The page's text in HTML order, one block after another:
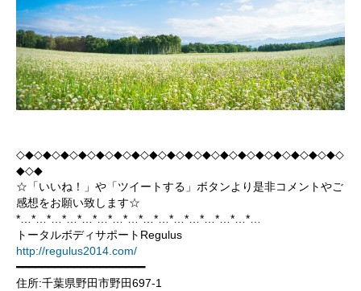
◇◆◇◆◇◆◇◆◇◆◇◆◇◆◇◆◇◆◇◆◇◆◇◆◇◆◇◆◇◆◇◆◇◆◇◆◇
◆◇◆
☆「いいね！」や「ツイートする」ボタンより是非コメントやご
感想をお願い致します☆
*…*…*…*…*…*…*…*…*…*…*…*…*…*…*…*…
トータルボディサポートRegulus
http://regulus2014.com/
━━━━━━━━━━━━━━━━━━━━
住所:千葉県野田市野田697-1